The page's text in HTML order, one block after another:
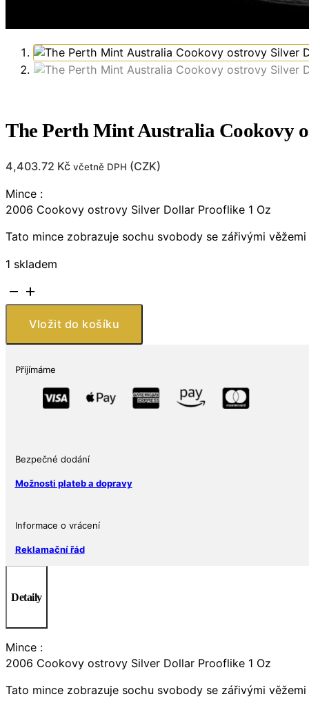
The Perth Mint Australia Cookovy
4,403.72 Kč včetně DPH (CZK)
Mince :
2006 Cookovy ostrovy Silver Dollar Prooflike 1 Oz
Tato mince zobrazuje sochu svobody se zářivými
1 skladem
The
Perth
ostrovy
Vložit do košíku
Přijímáme
Bezpečné dodání
Možnosti plateb a dopravy
Informace o vrácení
Reklamační řád
Detaily
Mince :
2006 Cookovy ostrovy Silver Dollar Prooflike 1 Oz
Tato mince zobrazuje sochu svobody se zářivými